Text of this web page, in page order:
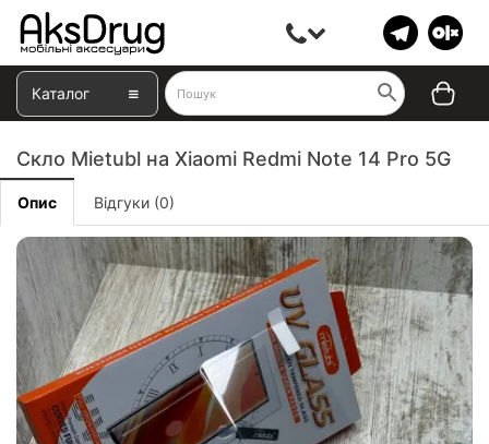
Каталог
Скло Mietubl на Xiaomi Redmi Note 14 Pro 5G
Опис Відгуки (0)